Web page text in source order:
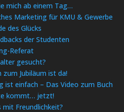
mich ab einem Tag…
Marketing für KMU & Gewerbe
des Glücks
der Studenten
Referat
gesucht?
zum Jubiläum ist da!
ist einfach – Das Video zum Buch
kommt… jetzt!
mit Freundlichkeit?